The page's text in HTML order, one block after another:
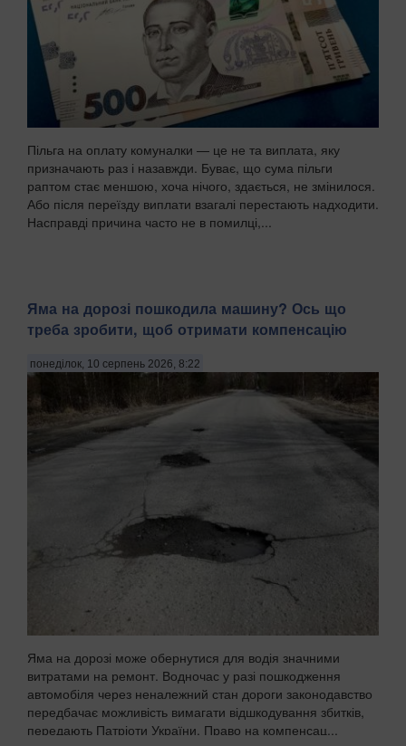
Пільга на оплату комуналки — це не та виплата, яку
призначають раз і назавжди. Буває, що сума пільги
раптом стає меншою, хоча нічого, здається, не змінилося.
Або після переїзду виплати взагалі перестають надходити.
Насправді причина часто не в помилці,...
Яма на дорозі пошкодила машину? Ось що
треба зробити, щоб отримати компенсацію
понеділок, 10 серпень 2026, 8:22
Яма на дорозі може обернутися для водія значними
витратами на ремонт. Водночас у разі пошкодження
автомобіля через неналежний стан дороги законодавство
передбачає можливість вимагати відшкодування збитків,
передають Патріоти України. Право на компенсац...